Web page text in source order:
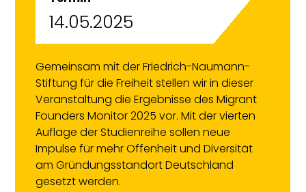
14.05.2025
Gemeinsam mit der Friedrich-Naumann-
Stiftung für die Freiheit stellen wir in dieser
Veranstaltung die Ergebnisse des Migrant
Founders Monitor 2025 vor. Mit der vierten
Auflage der Studienreihe sollen neue
Impulse für mehr Offenheit und Diversität
am Gründungsstandort Deutschland
gesetzt werden.